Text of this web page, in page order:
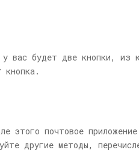
вас будет две кнопки, из
кнопка.
почтовое
другие методы,